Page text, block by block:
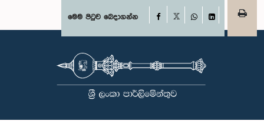
මෙම පිටුව බෙදාගන්න Facebook
WhatsAppLinkedIn